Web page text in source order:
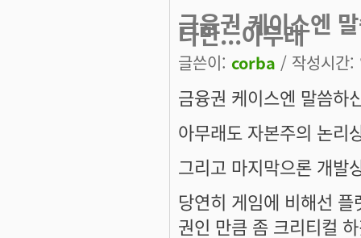
금융권 케이스엔
다만...아무래
글쓴이: corba / 작성시간
금융권 케이스엔 말씀하
아무래도 자본주의 논리
그리고 마지막으론 개발
당연히 게임에 비해선
권인 만큼 좀 크리티컬